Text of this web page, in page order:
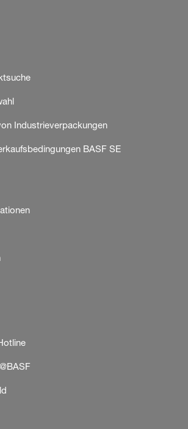
Industrieverpackungen
BASF SE